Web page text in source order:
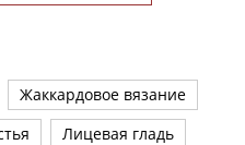
Жаккардовое вязание
Лицевая гладь